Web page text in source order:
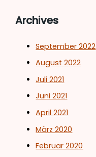
Archives
September 2022
August 2022
Juli 2021
Juni 2021
April 2021
März 2020
Februar 2020